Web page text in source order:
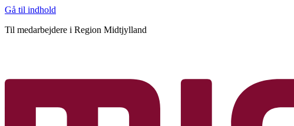
Gå til indhold
Til medarbejdere i Region Midtjylland